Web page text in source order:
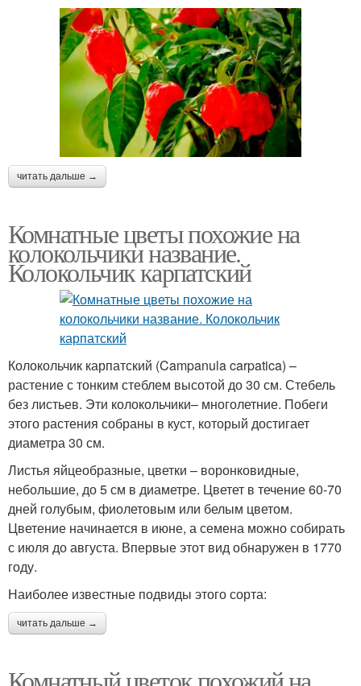
читать дальше →
Комнатные цветы похожие на
колокольчики название.
Колокольчик карпатский
Колокольчик карпатский (Campanula carpatica) –
растение с тонким стеблем высотой до 30 см. Стебель
без листьев. Эти колокольчики– многолетние. Побеги
этого растения собраны в куст, который достигает
диаметра 30 см.
Листья яйцеобразные, цветки – воронковидные,
небольшие, до 5 см в диаметре. Цветет в течение 60-70
дней голубым, фиолетовым или белым цветом.
Цветение начинается в июне, а семена можно собирать
с июля до августа. Впервые этот вид обнаружен в 1770
году.
Наиболее известные подвиды этого сорта:
читать дальше →